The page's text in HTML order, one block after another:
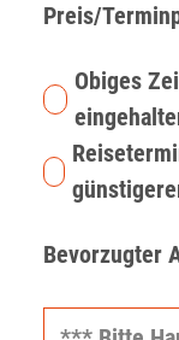
Preis/
Obiges
Bevorzugter